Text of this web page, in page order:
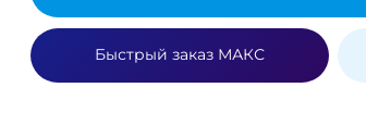
Быстрый заказ МАКС